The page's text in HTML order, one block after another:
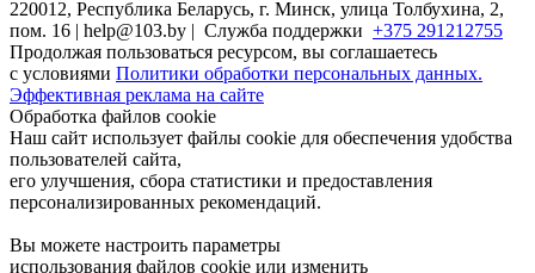
220012, Республика Беларусь, г. Минск, улица Толбухина, 2,
пом. 16 | help@103.by | Служба поддержки +375 291212755
Продолжая пользоваться ресурсом, вы соглашаетесь
с условиями Политики обработки персональных данных.
Эффективная реклама на сайте
Обработка файлов cookie
Наш сайт использует файлы cookie для обеспечения удобства
пользователей сайта,
его улучшения, сбора статистики и предоставления
персонализированных рекомендаций.
Вы можете настроить параметры
использования файлов cookie или изменить